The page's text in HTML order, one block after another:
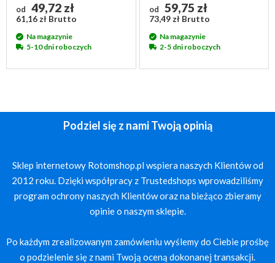
od 49,72 zł
61,16 zł Brutto
Na magazynie
5-10 dni roboczych
od 59,75 zł
73,49 zł Brutto
Na magazynie
2-5 dni roboczych
Podziel się z nami Twoją opinią
Sklep internetowy Rotomshop.pl wspiera naszych Klientów od
2012 roku. Dzięki współpracy z Trustedshops wprowadziliśmy
program ochrony naszych Klientów oraz na bieżąco zbieramy
opinie o naszym sklepie.
Po każdym zrealizowanym zamówieniu wyślemy do Ciebie prośbę
o podzielenie się z nami Twoją oceną dokonanej transakcji.